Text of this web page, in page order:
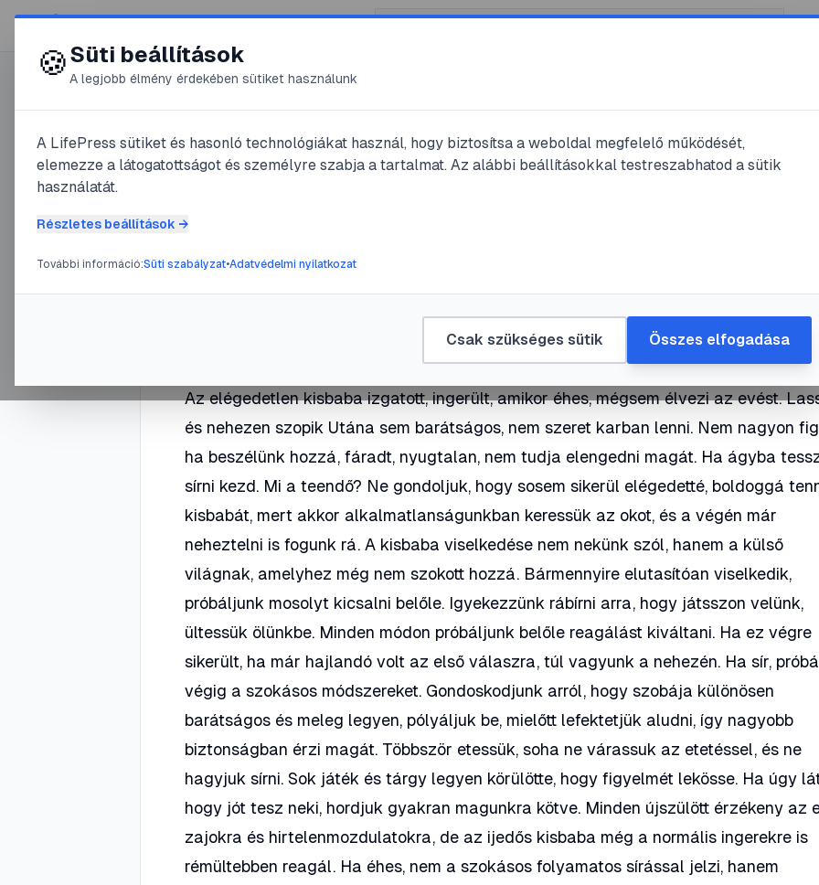
😍 LifePress
2024. április 24.·3perc olvasás
nyugtalan vagy ijedős?
Az elégedetlen kisbaba izgatott, ingerült, amikor éhes, mégsem élvezi az evést.
és nehezen szopik Utána sem barátságos, nem szeret karban lenni. Nem nagyon
ha beszélünk hozzá, fáradt, nyugtalan, nem tudja elengedni magát. Ha ágyba
sírni kezd. Mi a teendő? Ne gondoljuk, hogy sosem sikerül elégedetté, boldoggá
kisbabát, mert akkor alkalmatlanságunkban keressük az okot, és a végén már
neheztelni is fogunk rá. A kisbaba viselkedése nem nekünk szól, hanem a külső
világnak, amelyhez még nem szokott hozzá. Bármennyire elutasítóan viselkedik,
próbáljunk mosolyt kicsalni belőle. Igyekezzünk rábírni arra, hogy játsszon velünk,
ültessük ölünkbe. Minden módon próbáljunk belőle reagálást kiváltani. Ha ez végre
sikerült, ha már hajlandó volt az első válaszra, túl vagyunk a nehezén. Ha sír,
végig a szokásos módszereket. Gondoskodjunk arról, hogy szobája különösen
barátságos és meleg legyen, pólyáljuk be, mielőtt lefektetjük aludni, így nagyobb
biztonságban érzi magát. Többször etessük, soha ne várassuk az etetéssel, és ne
hagyjuk sírni. Sok játék és tárgy legyen körülötte, hogy figyelmét lekösse. Ha úgy
hogy jót tesz neki, hordjuk gyakran magunkra kötve. Minden újszülött érzékeny az
zajokra és hirtelenmozdulatokra, de az ijedős kisbaba még a normális ingerekre is
rémültebben reagál. Ha éhes, nem a szokásos folyamatos sírással jelzi, hanem
🍪Süti beállítások
A legjobb élmény érdekében sütiket használunk
A LifePress sütiket és hasonló technológiákat használ, hogy biztosítsa a weboldal megfelelő működését,
elemezze a látogatottságot és személyre szabja a tartalmat. Az alábbi beállításokkal testreszabhatod a sütik
használatát.
Részletes beállítások →
További információ:Süti szabályzat•Adatvédelmi nyilatkozat
Csak szükséges sütik Összes elfogadása